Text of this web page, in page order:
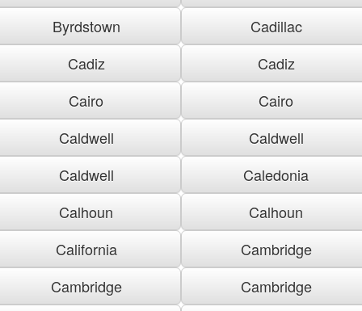
Byrdstown
Cadillac
Cadiz
Cadiz
Cairo
Cairo
Caldwell
Caldwell
Caldwell
Caledonia
Calhoun
Calhoun
California
Cambridge
Cambridge
Cambridge